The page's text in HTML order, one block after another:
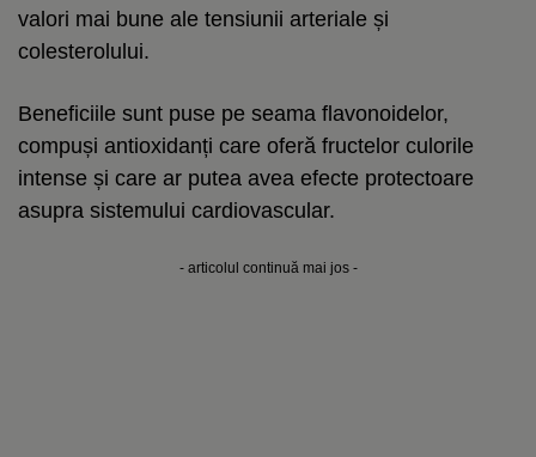
valori mai bune ale tensiunii arteriale și
colesterolului.
Beneficiile sunt puse pe seama flavonoidelor,
compuși antioxidanți care oferă fructelor culorile
intense și care ar putea avea efecte protectoare
asupra sistemului cardiovascular.
- articolul continuă mai jos -